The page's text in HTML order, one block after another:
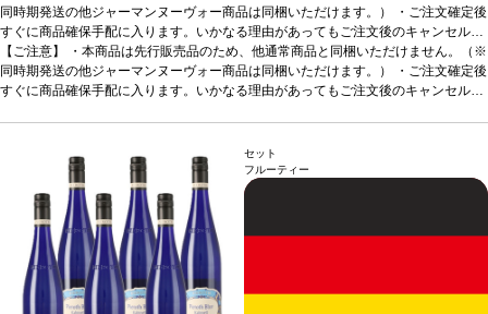
同時期発送の他ジャーマンヌーヴォー商品は同梱いただけます。） ・ご注文確定後
すぐに商品確保手配に入ります。いかなる理由があってもご注文後のキャンセルは
承っておりません。 ・手配完了後、システム設定上ご注文手配完了の通知が送付さ
れますが、出荷は配送予定日に準じます。 ・お届けは12月中旬頃を予定しており
ます。 ・お届け先1件につき送料1,760円を頂戴いたします。 ・値引きクーポンは
【ご注意】
・本商品は先行販売品のため、他通常商品と同梱いただけません。（※
同時期発送の他ジャーマンヌーヴォー商品は同梱いただけます。） ・ご注文確定後
すぐに商品確保手配に入ります。いかなる理由があってもご注文後のキャンセルは
ます。 ・お届け先1件につき送料1,760円を頂戴いたします。 ・値引きクーポンは
ご利用いただけません。 ・クール便発送はお選びいただけません。
セット
フルーティー